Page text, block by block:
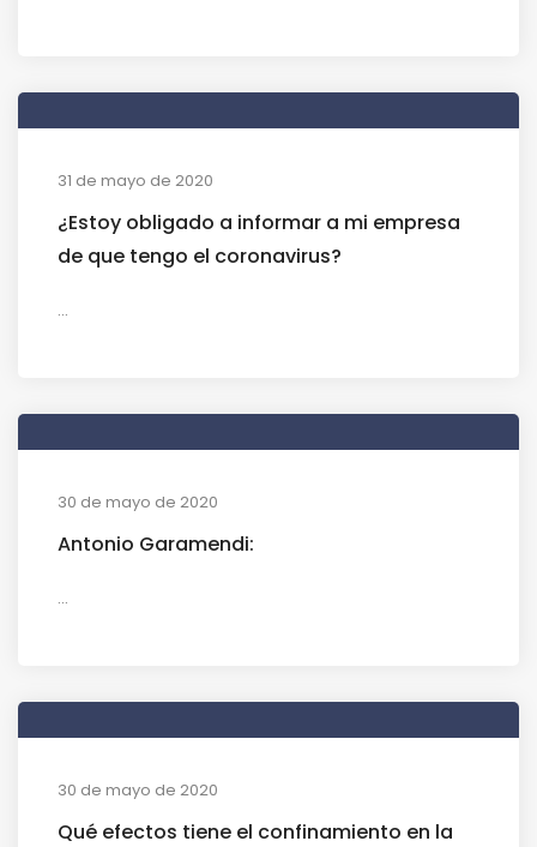
31 de mayo de 2020
¿Estoy obligado a informar a mi empresa
de que tengo el coronavirus?
...
30 de mayo de 2020
Antonio Garamendi:
...
30 de mayo de 2020
Qué efectos tiene el confinamiento en la